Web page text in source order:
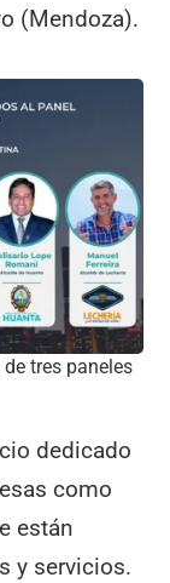
(Mendoza).
tres paneles
dedicado
como
están
y servicios.